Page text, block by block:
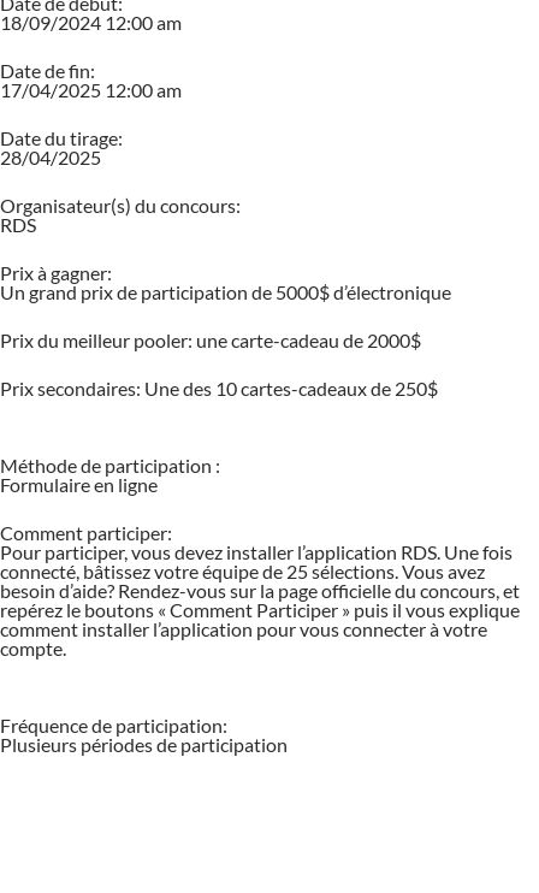
18/09/2024 12:00 am
Date de fin:
17/04/2025 12:00 am
Date du tirage:
28/04/2025
Organisateur(s) du concours:
RDS
Prix à gagner:
Un grand prix de participation de 5000$ d’électronique
Prix du meilleur pooler: une carte-cadeau de 2000$
Prix secondaires: Une des 10 cartes-cadeaux de 250$
Méthode de participation :
Formulaire en ligne
Comment participer:
Pour participer, vous devez installer l’application RDS. Une fois
connecté, bâtissez votre équipe de 25 sélections. Vous avez
besoin d’aide? Rendez-vous sur la page officielle du concours, et
repérez le boutons « Comment Participer » puis il vous explique
comment installer l’application pour vous connecter à votre
compte.
Fréquence de participation:
Plusieurs périodes de participation